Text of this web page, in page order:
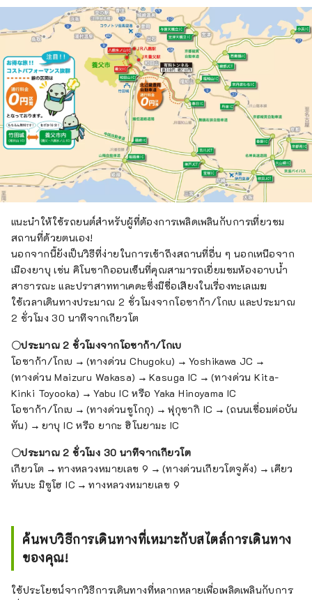
แนะนำให้ใช้รถยนต์สำหรับผู้ที่ต้องการเพลิดเพลินกับการเที่ยวชม
สถานที่ด้วยตนเอง!
นอกจากนี้ยังเป็นวิธีที่ง่ายในการเข้าถึงสถานที่อื่น ๆ นอกเหนือจาก
เมืองยาบุ เช่น คิโนซากิออนเซ็นที่คุณสามารถเยี่ยมชมห้องอาบน้ำ
สาธารณะ และปราสาททาเคดะซึ่งมีชื่อเสียงในเรื่องทะเลเมฆ
ใช้เวลาเดินทางประมาณ 2 ชั่วโมงจากโอซาก้า/โกเบ และประมาณ
2 ชั่วโมง 30 นาทีจากเกียวโต
〇ประมาณ 2 ชั่วโมงจากโอซาก้า/โกเบ
โอซาก้า/โกเบ → (ทางด่วน Chugoku) → Yoshikawa JC →
(ทางด่วน Maizuru Wakasa) → Kasuga IC → (ทางด่วน Kita-
Kinki Toyooka) → Yabu IC หรือ Yaka Hinoyama IC
โอซาก้า/โกเบ → (ทางด่วนชูโกกุ) → ฟุกุซากิ IC → (ถนนเชื่อมต่อบัน
ทัน) → ยาบุ IC หรือ ยากะ ฮิโนยามะ IC
〇ประมาณ 2 ชั่วโมง 30 นาทีจากเกียวโต
เกียวโต → ทางหลวงหมายเลข 9 → (ทางด่วนเกียวโตจูคัง) → เคียว
ทันบะ มิซูโฮ IC → ทางหลวงหมายเลข 9
ค้นพบวิธีการเดินทางที่เหมาะกับสไตล์การเดินทาง
ของคุณ!
ใช้ประโยชน์จากวิธีการเดินทางที่หลากหลายเพื่อเพลิดเพลินกับการ